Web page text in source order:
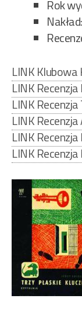
Rok
LINK Klubowa
LINK
LINK
LINK
LINK
LINK